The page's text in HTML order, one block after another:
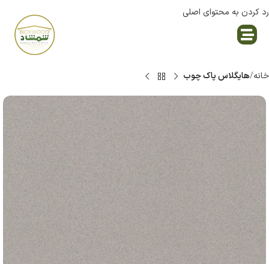
رد کردن به محتوای اصلی
خانه هایگلاس پاک چوب